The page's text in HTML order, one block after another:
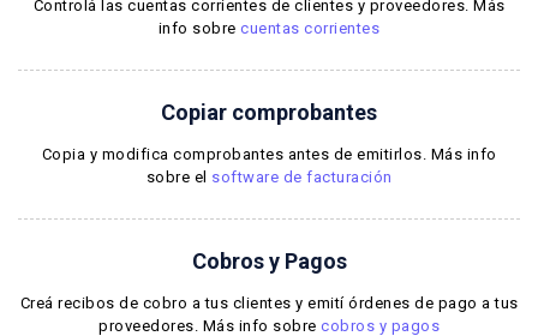
Controlá las cuentas corrientes de clientes y proveedores. Más
info sobrecuentas corrientes
Copiar comprobantes
Copia y modifica comprobantes antes de emitirlos. Más info
sobre el software de facturación
Cobros y Pagos
Creá recibos de cobro a tus clientes y emití órdenes de pago a tus
proveedores. Más info sobre cobros y pagos